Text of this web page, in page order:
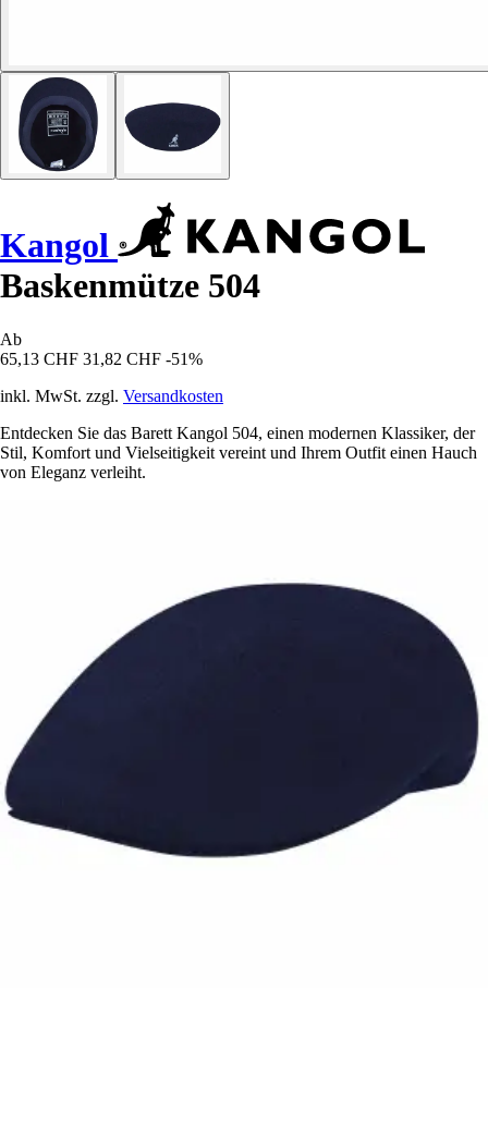
Kangol
Baskenmütze 504
Ab
65,13 CHF 31,82 CHF -51%
inkl. MwSt. zzgl. Versandkosten
Entdecken Sie das Barett Kangol 504, einen modernen Klassiker, der
Stil, Komfort und Vielseitigkeit vereint und Ihrem Outfit einen Hauch
von Eleganz verleiht.